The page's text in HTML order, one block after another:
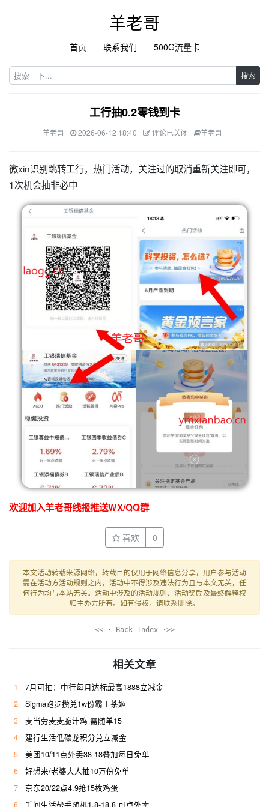
羊老哥
首页 联系我们 500G流量卡
搜索
工行抽0.2零钱到卡
羊老哥 2026-06-12 18:40 评论已关闭 羊老哥
微xin识别跳转工行，热门活动，关注过的取消重新关注即可，
1次机会抽非必中
欢迎加入羊老哥线报推送WX/QQ群
喜欢 0
本文活动转载来源网络，转载目的仅用于网络信息分享，用户参与活动
需在活动方活动规则之内，活动中不得涉及违法行为且与本文无关，任
何行为均与本站无关。活动中涉及的活动规则、活动奖励及最终解释权
归主办方所有。如有侵权，请联系删除。
<< · Back Index ·>>
相关文章
1
7月可抽：中行每月达标最高1888立减金
2
Sigma跑步攒兑1w份霸王茶姬
3
麦当劳麦麦脆汁鸡 需随单15
4
建行生活低碳龙积分兑立减金
5
美团10/11点外卖38-18叠加每日免单
6
好想来/老婆大人抽10万份免单
7
京东20/22点4.9抢15枚鸡蛋
8
千问生活帮手随机1.8-18.8 可点外卖